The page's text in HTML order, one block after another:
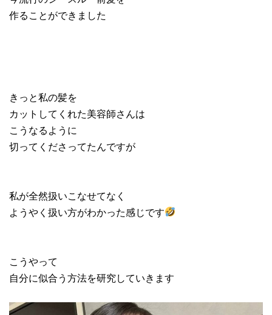
作ることができました
きっと私の髪を
カットしてくれた美容師さんは
こうなるように
切ってくださってたんですが
私が全然扱いこなせてなく
ようやく扱い方がわかった感じです
こうやって
自分に似合う方法を研究していきます